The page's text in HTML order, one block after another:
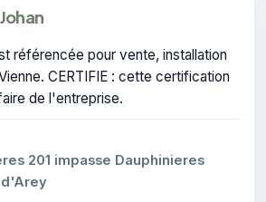
référencée pour vente, installation
CERTIFIE : cette certification
de l'entreprise.
201 impasse Dauphinieres
d'Arey